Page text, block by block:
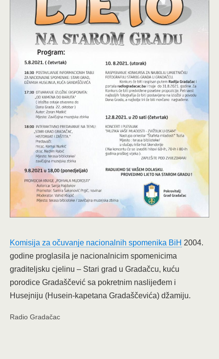
Komisija za očuvanje nacionalnih spomenika BiH 2004.
godine proglasila je nacionalnicim spomenicima
graditeljsku cjelinu – Stari grad u Gradačcu, kuću
porodice Gradaščević sa pokretnim naslijeđem i
Husejniju (Husein-kapetana Gradaščevića) džamiju.
Radio Gradačac